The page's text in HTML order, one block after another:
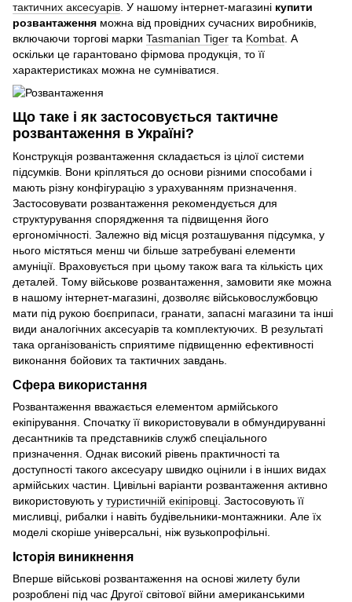
тактичних аксесуарів. У нашому інтернет-магазині купити
розвантаження можна від провідних сучасних виробників,
включаючи торгові марки Tasmanian Tiger та Kombat. А
оскільки це гарантовано фірмова продукція, то її
характеристиках можна не сумніватися.
Що таке і як застосовується тактичне
розвантаження в Україні?
Конструкція розвантаження складається із цілої системи
підсумків. Вони кріпляться до основи різними способами і
мають різну конфігурацію з урахуванням призначення.
Застосовувати розвантаження рекомендується для
структурування спорядження та підвищення його
ергономічності. Залежно від місця розташування підсумка, у
нього містяться менш чи більше затребувані елементи
амуніції. Враховується при цьому також вага та кількість цих
деталей. Тому військове розвантаження, замовити яке можна
в нашому інтернет-магазині, дозволяє військовослужбовцю
мати під рукою боєприпаси, гранати, запасні магазини та інші
види аналогічних аксесуарів та комплектуючих. В результаті
така організованість сприятиме підвищенню ефективності
виконання бойових та тактичних завдань.
Сфера використання
Розвантаження вважається елементом армійського
екіпірування. Спочатку її використовували в обмундируванні
десантників та представників служб спеціального
призначення. Однак високий рівень практичності та
доступності такого аксесуару швидко оцінили і в інших видах
армійських частин. Цивільні варіанти розвантаження активно
використовують у туристичній екіпіровці . Застосовують її
мисливці, рибалки і навіть будівельники-монтажники. Але їх
моделі скоріше універсальні, ніж вузькопрофільні.
Історія виникнення
Вперше військові розвантаження на основі жилету були
розроблені під час Другої світової війни американськими